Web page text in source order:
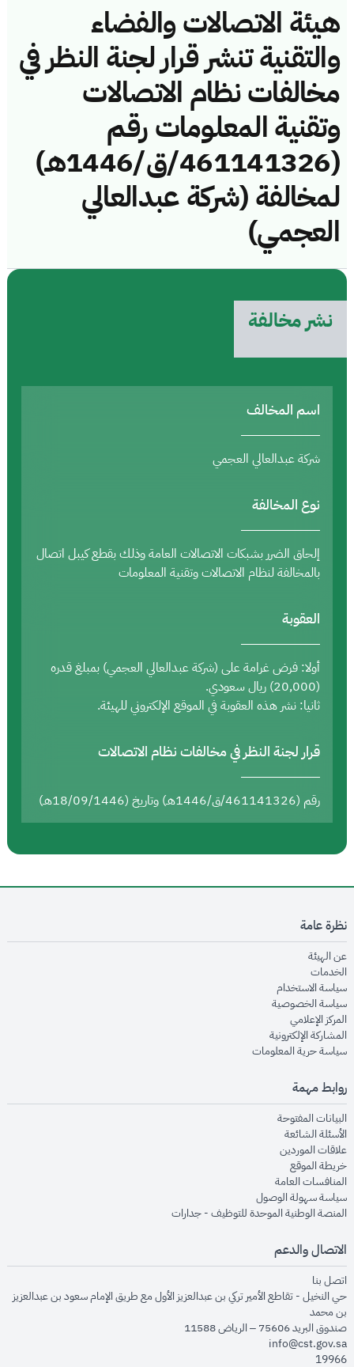
هيئة الاتصالات والفضاء
والتقنية تنشر قرار لجنة النظر في
مخالفات نظام الاتصالات
وتقنية المعلومات رقم
(461141326/ق/1446هـ)
لمخالفة (شركة عبدالعالي
العجمي)
نشر مخالفة
اسم المخالف
شركة عبدالعالي العجمي
نوع المخالفة
إلحاق الضرر بشبكات الاتصالات العامة وذلك بقطع كيبل اتصال
بالمخالفة لنظام الاتصالات وتقنية المعلومات
العقوبة
أولا: فرض غرامة على (شركة عبدالعالي العجمي) بمبلغ قدره
(20,000) ريال سعودي.
ثانيا: نشر هذه العقوبة في الموقع الإلكتروني للهيئة.
قرار لجنة النظر في مخالفات نظام الاتصالات
رقم (461141326/ق/1446هـ) وتاريخ (18/09/1446هـ)
نظرة عامة
عن الهيئةopens in new window
الخدماتopens in new window
سياسة الاستخدام
سياسة الخصوصيةopens in new window
المركز الإعلاميopens in new window
المشاركة الإلكترونيةopens in new window
سياسة حرية المعلوماتopens in new window
روابط مهمة
البيانات المفتوحةopens in new window
الأسئلة الشائعةopens in new window
علاقات الموردينopens in new window
خريطة الموقعopens in new window
المنافسات العامةopens in new window
سياسة سهولة الوصولopens in new window
المنصة الوطنية الموحدة للتوظيف - جداراتopens in new window
الاتصال والدعم
اتصل بنا
حي النخيل - تقاطع الأمير تركي بن عبدالعزيز الأول مع طريق الإمام سعود بن عبدالعزيز
بن محمد
صندوق البريد 75606 – الرياض 11588
info@cst.gov.sa
19966